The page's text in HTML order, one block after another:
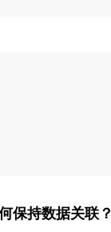
保持数据关联